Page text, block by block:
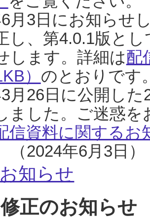
月3日にお知らせ
し、第4.0.1版と
します。詳細は配
） のとおりです
月26日に公開し
ました。ご迷惑
信資料に関するお
（2024年6月3日）
知らせ
正のお知らせ